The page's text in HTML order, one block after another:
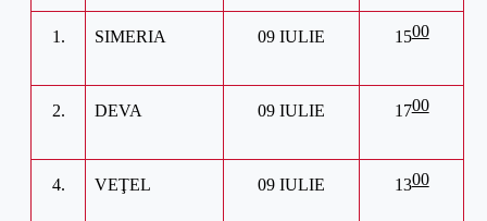
1. SIMERIA 09 IULIE 1500
2. DEVA 09 IULIE 1700
4. VEŢEL 09 IULIE 1300